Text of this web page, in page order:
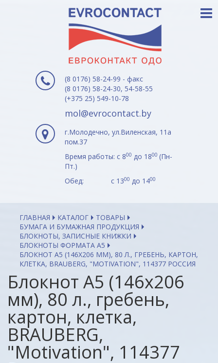
(8 0176) 58-24-99 - факс
(8 0176) 58-24-30, 54-58-55
(+375 25) 549-10-78
mol@evrocontact.by
г.Молодечно, ул.Виленская, 11а
пом.37
Время работы: с 800 до 1800 (Пн-
Пт.)
Обед: с 1300 до 1400
ГЛАВНАЯ КАТАЛОГ
ТОВАРЫ
БУМАГА И БУМАЖНАЯ ПРОДУКЦИЯ
БЛОКНОТЫ, ЗАПИСНЫЕ КНИЖКИ
БЛОКНОТЫ ФОРМАТА А5
БЛОКНОТ А5 (146Х206 ММ), 80 Л., ГРЕБЕНЬ, КАРТОН,
КЛЕТКА, BRAUBERG, "MOTIVATION", 114377 РОССИЯ
Блокнот А5 (146х206
мм), 80 л., гребень,
картон, клетка,
BRAUBERG,
"Motivation", 114377